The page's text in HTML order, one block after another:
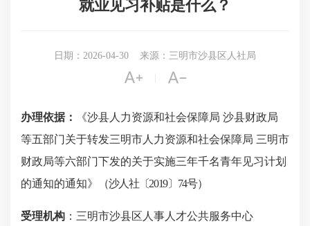
就业见习补贴是什么？
日期：2026-04-30 来源：三明市沙县区人社局
 
办理依据： 《沙县人力资源和社会保障局 沙县财政局
等五部门关于转发三明市人力资源和社会保障局 三明市
财政局等六部门下发的关于实施三年千名青年见习计划
的通知的通知》 （沙人社〔2019〕 74号）
受理机构 ：三明市沙县区人事人才公共服务中心